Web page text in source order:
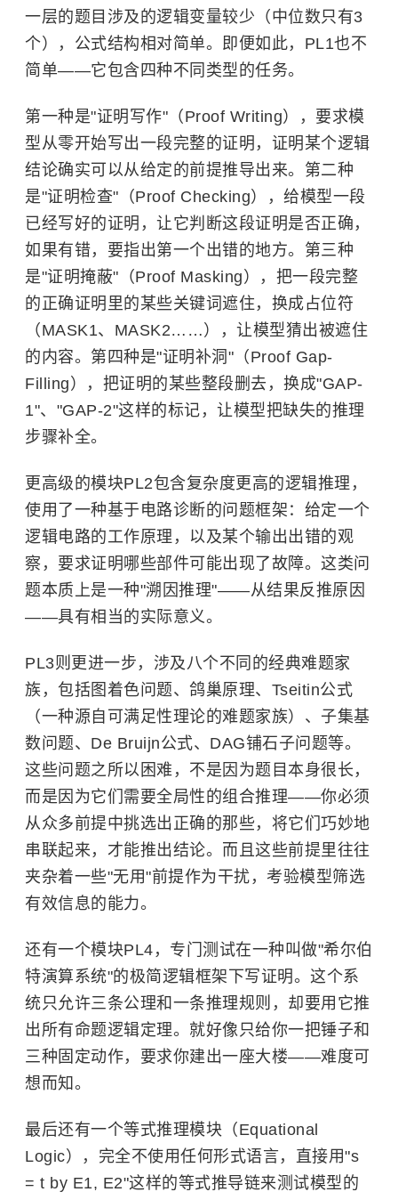
一层的题目涉及的逻辑变量较少（中位数只有3
个），公式结构相对简单。即便如此，PL1也不
简单——它包含四种不同类型的任务。
第一种是"证明写作"（Proof Writing），要求模
型从零开始写出一段完整的证明，证明某个逻辑
结论确实可以从给定的前提推导出来。第二种
是"证明检查"（Proof Checking），给模型一段
已经写好的证明，让它判断这段证明是否正确，
如果有错，要指出第一个出错的地方。第三种
是"证明掩蔽"（Proof Masking），把一段完整
的正确证明里的某些关键词遮住，换成占位符
（MASK1、MASK2……），让模型猜出被遮住
的内容。第四种是"证明补洞"（Proof Gap-
Filling），把证明的某些整段删去，换成"GAP-
1"、"GAP-2"这样的标记，让模型把缺失的推理
步骤补全。
更高级的模块PL2包含复杂度更高的逻辑推理，
使用了一种基于电路诊断的问题框架：给定一个
逻辑电路的工作原理，以及某个输出出错的观
察，要求证明哪些部件可能出现了故障。这类问
题本质上是一种"溯因推理"——从结果反推原因
——具有相当的实际意义。
PL3则更进一步，涉及八个不同的经典难题家
族，包括图着色问题、鸽巢原理、Tseitin公式
（一种源自可满足性理论的难题家族）、子集基
数问题、De Bruijn公式、DAG铺石子问题等。
这些问题之所以困难，不是因为题目本身很长，
而是因为它们需要全局性的组合推理——你必须
从众多前提中挑选出正确的那些，将它们巧妙地
串联起来，才能推出结论。而且这些前提里往往
夹杂着一些"无用"前提作为干扰，考验模型筛选
有效信息的能力。
还有一个模块PL4，专门测试在一种叫做"希尔伯
特演算系统"的极简逻辑框架下写证明。这个系
统只允许三条公理和一条推理规则，却要用它推
出所有命题逻辑定理。就好像只给你一把锤子和
三种固定动作，要求你建出一座大楼——难度可
想而知。
最后还有一个等式推理模块（Equational
Logic），完全不使用任何形式语言，直接用"s
= t by E1, E2"这样的等式推导链来测试模型的